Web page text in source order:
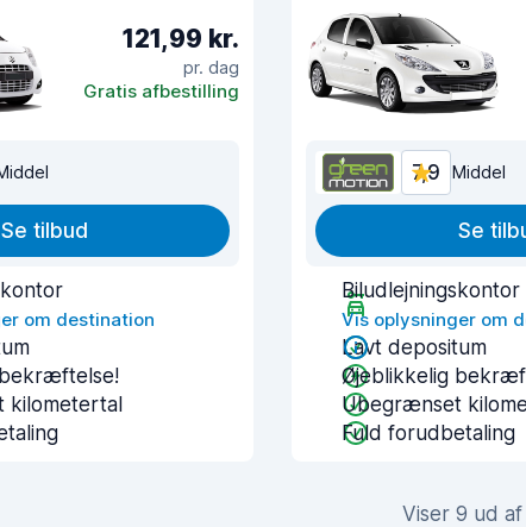
121,99 kr.
pr. dag
Gratis afbestilling
Se tilbud
om destination
7,9 Middel
Se
Biludlejningskontor
Vis oplysninger om
Lavt depositum
Øjeblikkelig
Ubegrænset
Fuld forudbetaling
Viser 9 ud